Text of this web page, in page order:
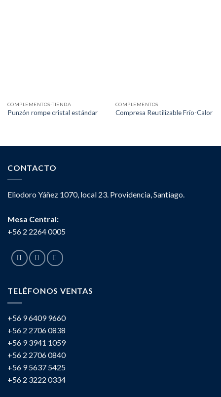
COMPLEMENTOS-TIENDA
Punzón rompe cristal estándar
COMPLEMENTOS
Compresa Reutilizable Frío-Calor
CONTACTO
Eliodoro Yáñez 1070, local 23. Providencia, Santiago.
Mesa Central:
+56 2 2264 0005
TELÉFONOS VENTAS
+56 9 6409 9660
+56 2 2706 0838
+56 9 3941 1059
+56 2 2706 0840
+56 9 5637 5425
+56 2 3222 0334